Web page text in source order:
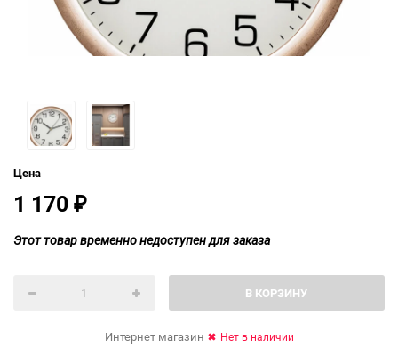
Цена
1 170 ₽
Этот товар временно недоступен для заказа
В КОРЗИНУ
Интернет магазин Нет в наличии